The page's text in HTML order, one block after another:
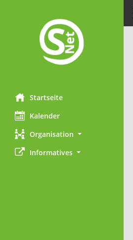
Startseite
Kalender
Organisation
Informatives